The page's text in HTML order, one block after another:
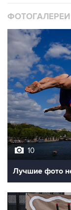
ФОТОГАЛЕРЕИ
10
Лучшие фото